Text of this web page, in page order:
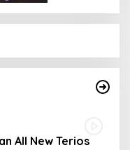
All New Terios